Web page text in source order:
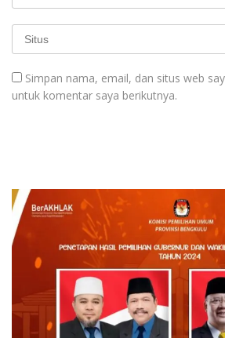
Simpan nama, email, dan situs web
untuk komentar saya berikutnya.